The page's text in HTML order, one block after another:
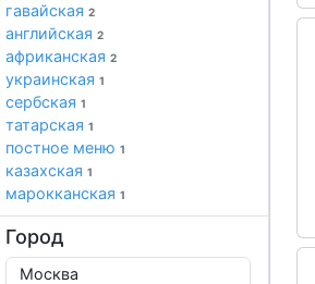
гавайская 2
английская 2
африканская 2
украинская 1
сербская 1
татарская 1
постное меню 1
казахская 1
марокканская 1
Город